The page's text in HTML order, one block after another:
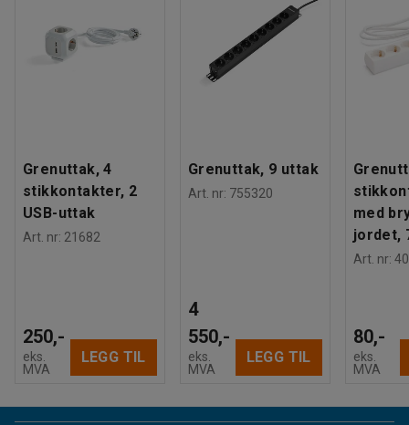
Grenuttak, 4
stikkontakter, 2
USB-uttak
Art. nr: 21682
250,-
eks.
MVA
LEGG TIL
Grenuttak, 9 uttak
Art. nr: 755320
4
550,-
eks.
MVA
LEGG TIL
med
jordet,
Art. nr:
80,-
eks.
MVA